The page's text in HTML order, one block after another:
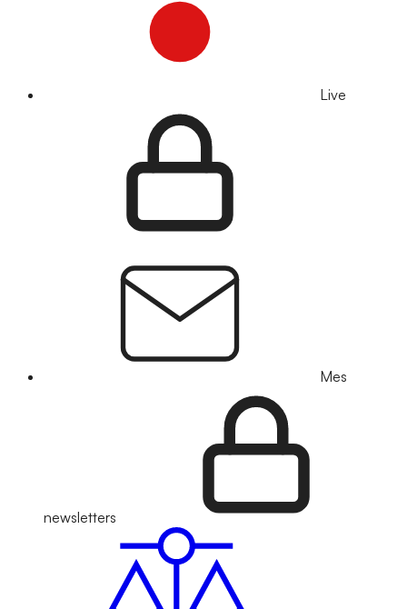
Live
Mes
newsletters